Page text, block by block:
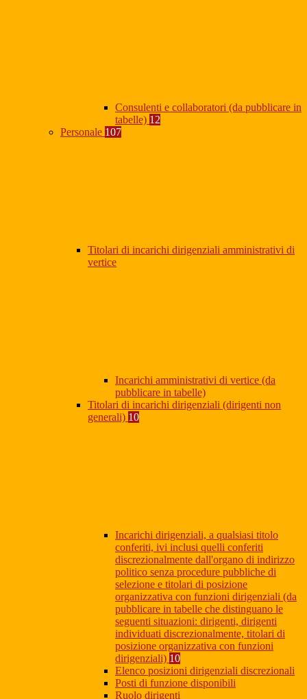
Consulenti e collaboratori (da pubblicare in
tabelle) 12
Personale 107
Titolari di incarichi dirigenziali amministrativi di
vertice
Incarichi amministrativi di vertice (da
pubblicare in tabelle)
Titolari di incarichi dirigenziali (dirigenti non
generali) 10
Incarichi dirigenziali, a qualsiasi titolo
conferiti, ivi inclusi quelli conferiti
discrezionalmente dall'organo di indirizzo
politico senza procedure pubbliche di
selezione e titolari di posizione
organizzativa con funzioni dirigenziali (da
pubblicare in tabelle che distinguano le
seguenti situazioni: dirigenti, dirigenti
individuati discrezionalmente, titolari di
posizione organizzativa con funzioni
dirigenziali) 10
Elenco posizioni dirigenziali discrezionali
Posti di funzione disponibili
Ruolo dirigenti